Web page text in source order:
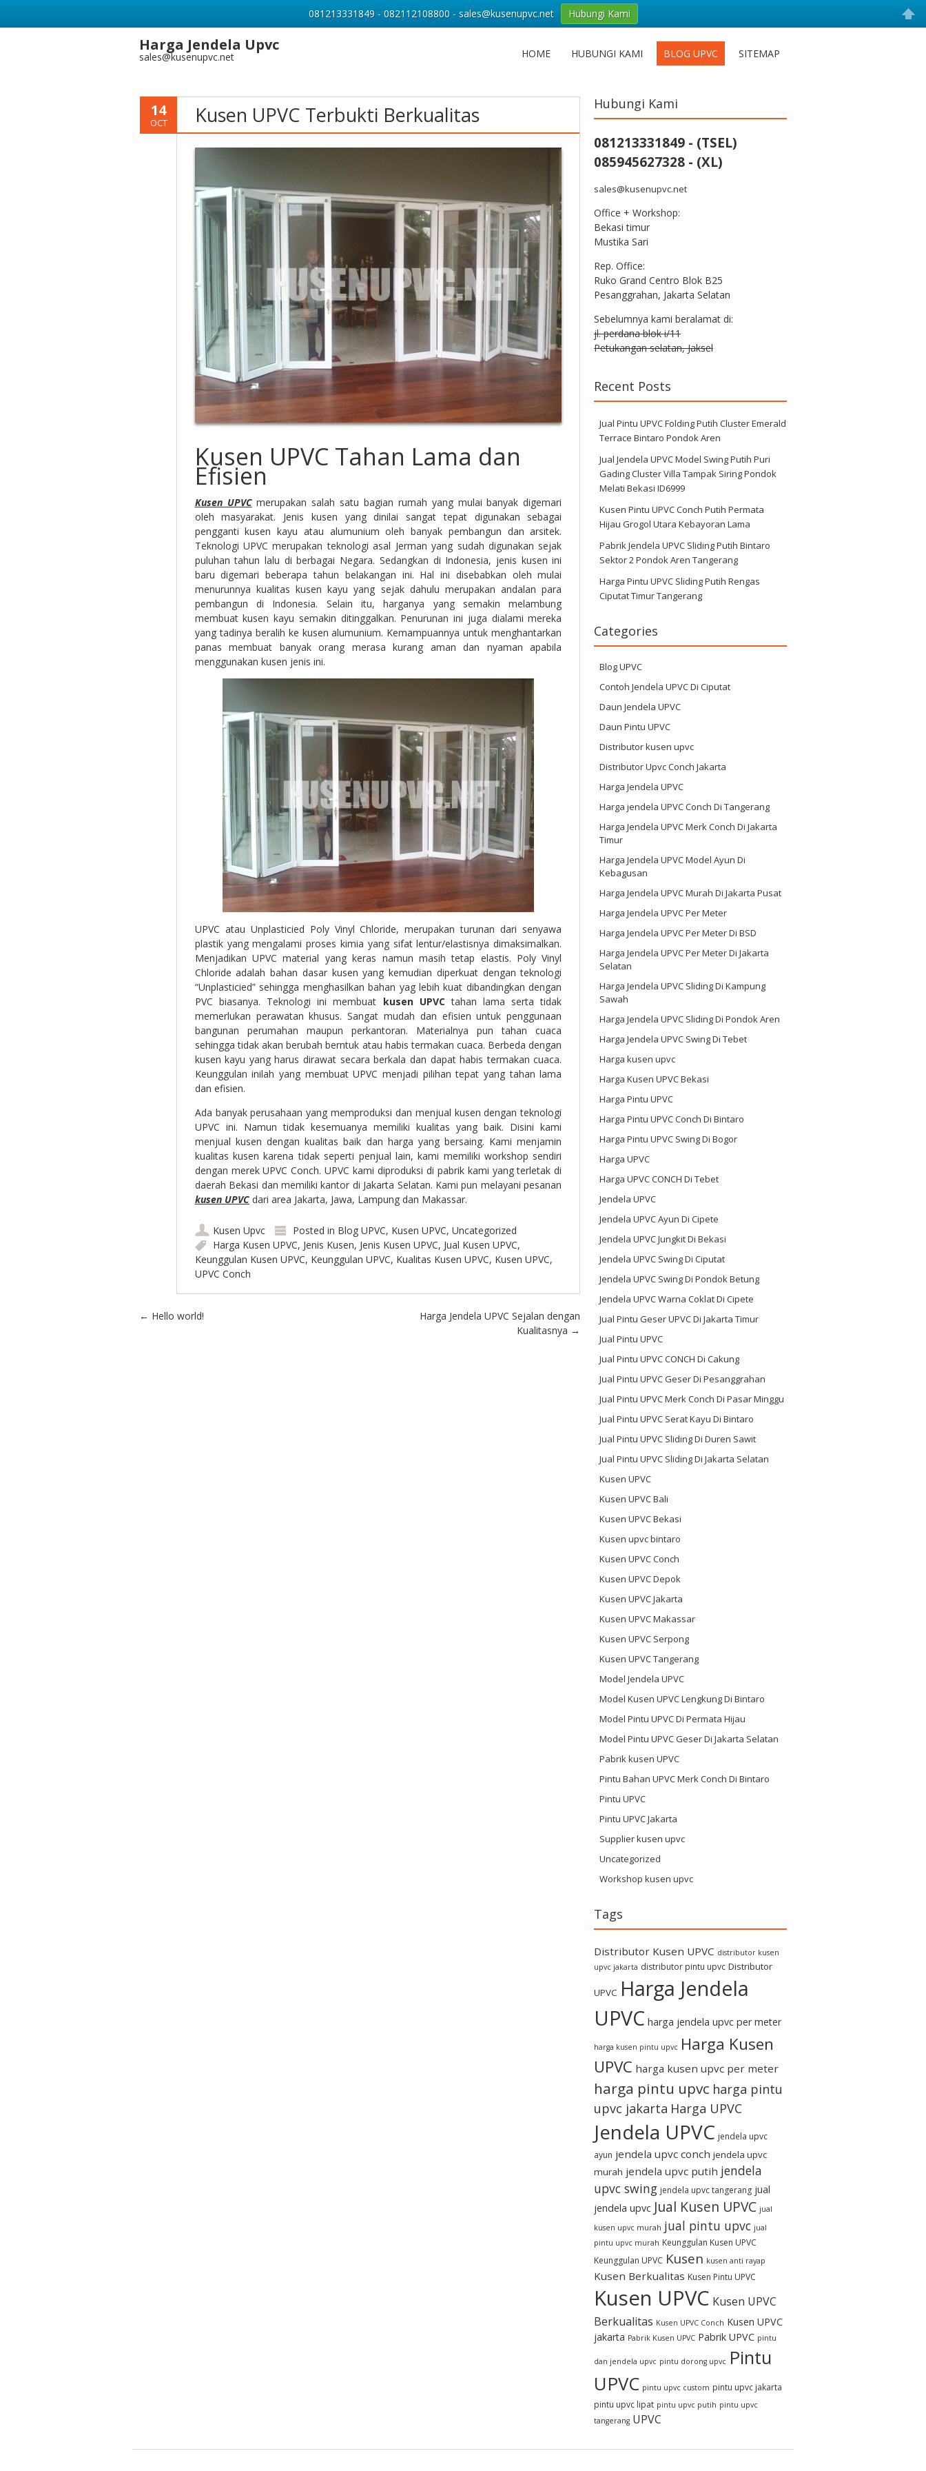
Harga Jendela Upvc
sales@kusenupvc.net HOME HUBUNGI KAMI BLOG UPVC SITEMAP
14
OCT Kusen UPVC Terbukti Berkualitas
Kusen UPVC Tahan Lama dan
Efisien
Kusen UPVCmerupakan salah satu bagian rumah yang mulai banyak digemari
oleh masyarakat. Jenis kusen yang dinilai sangat tepat digunakan sebagai
pengganti kusen kayu atau alumunium oleh banyak pembangun dan arsitek.
Teknologi UPVC merupakan teknologi asal Jerman yang sudah digunakan sejak
puluhan tahun lalu di berbagai Negara. Sedangkan di Indonesia, jenis kusen ini
baru digemari beberapa tahun belakangan ini. Hal ini disebabkan oleh mulai
menurunnya kualitas kusen kayu yang sejak dahulu merupakan andalan para
pembangun di Indonesia. Selain itu, harganya yang semakin melambung
membuat kusen kayu semakin ditinggalkan. Penurunan ini juga dialami mereka
yang tadinya beralih ke kusen alumunium. Kemampuannya untuk menghantarkan
panas membuat banyak orang merasa kurang aman dan nyaman apabila
menggunakan kusen jenis ini.
UPVC atau Unplasticied Poly Vinyl Chloride, merupakan turunan dari senyawa
plastik yang mengalami proses kimia yang sifat lentur/elastisnya dimaksimalkan.
Menjadikan UPVC material yang keras namun masih tetap elastis. Poly Vinyl
Chloride adalah bahan dasar kusen yang kemudian diperkuat dengan teknologi
“Unplasticied” sehingga menghasilkan bahan yag lebih kuat dibandingkan dengan
PVC biasanya. Teknologi ini membuat kusen UPVCtahan lama serta tidak
memerlukan perawatan khusus. Sangat mudah dan efisien untuk penggunaan
bangunan perumahan maupun perkantoran. Materialnya pun tahan cuaca
sehingga tidak akan berubah berntuk atau habis termakan cuaca. Berbeda dengan
kusen kayu yang harus dirawat secara berkala dan dapat habis termakan cuaca.
Keunggulan inilah yang membuat UPVC menjadi pilihan tepat yang tahan lama
dan efisien.
Ada banyak perusahaan yang memproduksi dan menjual kusen dengan teknologi
UPVC ini. Namun tidak kesemuanya memiliki kualitas yang baik. Disini kami
menjual kusen dengan kualitas baik dan harga yang bersaing. Kami menjamin
kualitas kusen karena tidak seperti penjual lain, kami memiliki workshop sendiri
dengan merek UPVC Conch. UPVC kami diproduksi di pabrik kami yang terletak di
daerah Bekasi dan memiliki kantor di Jakarta Selatan. Kami pun melayani pesanan
kusen UPVCdari area Jakarta, Jawa, Lampung dan Makassar.
Kusen Upvc Posted in Blog UPVC, Kusen UPVC, Uncategorized
Harga Kusen UPVC, Jenis Kusen, Jenis Kusen UPVC, Jual Kusen UPVC,
Keunggulan Kusen UPVC, Keunggulan UPVC, Kualitas Kusen UPVC, Kusen UPVC,
UPVC Conch
Post navigation
← Hello world!
Harga Jendela UPVC Sejalan dengan
Kualitasnya →
Hubungi Kami
081213331849 - (TSEL)
085945627328 - (XL)
sales@kusenupvc.net
Office + Workshop:
Bekasi timur
Mustika Sari
Rep. Office:
Ruko Grand Centro Blok B25
Pesanggrahan, Jakarta Selatan
Sebelumnya kami beralamat di:
jl. perdana blok i/11
Petukangan selatan, Jaksel
Recent Posts
Jual Pintu UPVC Folding Putih Cluster Emerald
Terrace Bintaro Pondok Aren
Jual Jendela UPVC Model Swing Putih Puri
Gading Cluster Villa Tampak Siring Pondok
Melati Bekasi ID6999
Kusen Pintu UPVC Conch Putih Permata
Hijau Grogol Utara Kebayoran Lama
Pabrik Jendela UPVC Sliding Putih Bintaro
Sektor 2 Pondok Aren Tangerang
Harga Pintu UPVC Sliding Putih Rengas
Ciputat Timur Tangerang
Categories
Blog UPVC
Contoh Jendela UPVC Di Ciputat
Daun Jendela UPVC
Daun Pintu UPVC
Distributor kusen upvc
Distributor Upvc Conch Jakarta
Harga Jendela UPVC
Harga jendela UPVC Conch Di Tangerang
Harga Jendela UPVC Merk Conch Di Jakarta
Timur
Harga Jendela UPVC Model Ayun Di
Kebagusan
Harga Jendela UPVC Murah Di Jakarta Pusat
Harga Jendela UPVC Per Meter
Harga Jendela UPVC Per Meter Di BSD
Harga Jendela UPVC Per Meter Di Jakarta
Selatan
Harga Jendela UPVC Sliding Di Kampung
Sawah
Harga Jendela UPVC Sliding Di Pondok Aren
Harga Jendela UPVC Swing Di Tebet
Harga kusen upvc
Harga Kusen UPVC Bekasi
Harga Pintu UPVC
Harga Pintu UPVC Conch Di Bintaro
Harga Pintu UPVC Swing Di Bogor
Harga UPVC
Harga UPVC CONCH Di Tebet
Jendela UPVC
Jendela UPVC Ayun Di Cipete
Jendela UPVC Jungkit Di Bekasi
Jendela UPVC Swing Di Ciputat
Jendela UPVC Swing Di Pondok Betung
Jendela UPVC Warna Coklat Di Cipete
Jual Pintu Geser UPVC Di Jakarta Timur
Jual Pintu UPVC
Jual Pintu UPVC CONCH Di Cakung
Jual Pintu UPVC Geser Di Pesanggrahan
Jual Pintu UPVC Merk Conch Di Pasar Minggu
Jual Pintu UPVC Serat Kayu Di Bintaro
Jual Pintu UPVC Sliding Di Duren Sawit
Jual Pintu UPVC Sliding Di Jakarta Selatan
Kusen UPVC
Kusen UPVC Bali
Kusen UPVC Bekasi
Kusen upvc bintaro
Kusen UPVC Conch
Kusen UPVC Depok
Kusen UPVC Jakarta
Kusen UPVC Makassar
Kusen UPVC Serpong
Kusen UPVC Tangerang
Model Jendela UPVC
Model Kusen UPVC Lengkung Di Bintaro
Model Pintu UPVC Di Permata Hijau
Model Pintu UPVC Geser Di Jakarta Selatan
Pabrik kusen UPVC
Pintu Bahan UPVC Merk Conch Di Bintaro
Pintu UPVC
Pintu UPVC Jakarta
Supplier kusen upvc
Uncategorized
Workshop kusen upvc
Tags
Distributor Kusen UPVC distributor kusen
upvc jakarta distributor pintu upvc Distributor
UPVC Harga Jendela
UPVC harga jendela upvc per meter
harga kusen pintu upvc Harga Kusen
UPVC harga kusen upvc per meter
harga pintu upvc harga pintu
upvc jakarta Harga UPVC
Jendela UPVC jendela upvc
ayun jendela upvc conch jendela upvc
murah jendela upvc putih jendela
upvc swing jendela upvc tangerang jual
jendela upvc Jual Kusen UPVC jual
kusen upvc murah jual pintu upvc jual
pintu upvc murah Keunggulan Kusen UPVC
Keunggulan UPVC Kusen kusen anti rayap
Kusen Berkualitas Kusen Pintu UPVC
Kusen UPVC Kusen UPVC
Berkualitas Kusen UPVC Conch Kusen UPVC
jakarta Pabrik Kusen UPVC Pabrik UPVC pintu
dan jendela upvc pintu dorong upvc Pintu
UPVC pintu upvc custom pintu upvc jakarta
pintu upvc lipat pintu upvc putih pintu upvc
tangerang UPVC
081213331849 - 082112108800 - sales@kusenupvc.net Hubungi Kami